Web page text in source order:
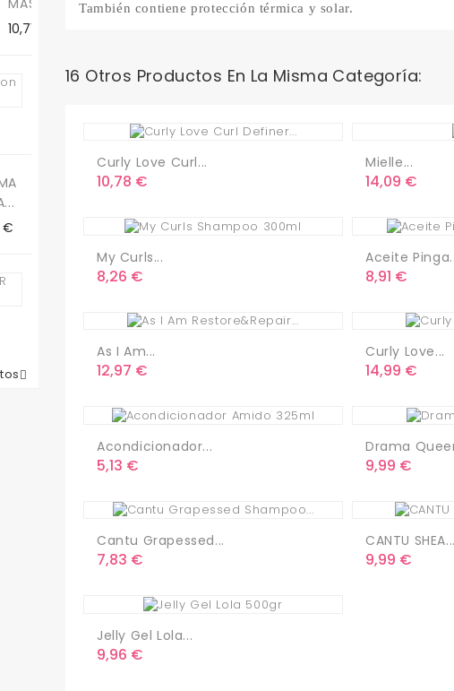
MASCARILLA...
Precio
10,71 €
Fundidor
€

También contiene protección térmica y solar.
16 Otros Productos En La Misma Categoría:
Curly Love Curl...
Precio
10,78 €
Mielle...
Precio
14,09 €
My Curls...
Precio
8,26 €
Aceite
Precio
8,91 €
As I Am...
Precio
12,97 €
Curly Love...
Precio
14,99 €
Acondicionador...
Precio
5,13 €
Drama
Precio
9,99 €
Cantu Grapessed...
Precio
7,83 €
CANTU SHEA...
Precio
9,99 €
Jelly Gel Lola...
Precio
9,96 €